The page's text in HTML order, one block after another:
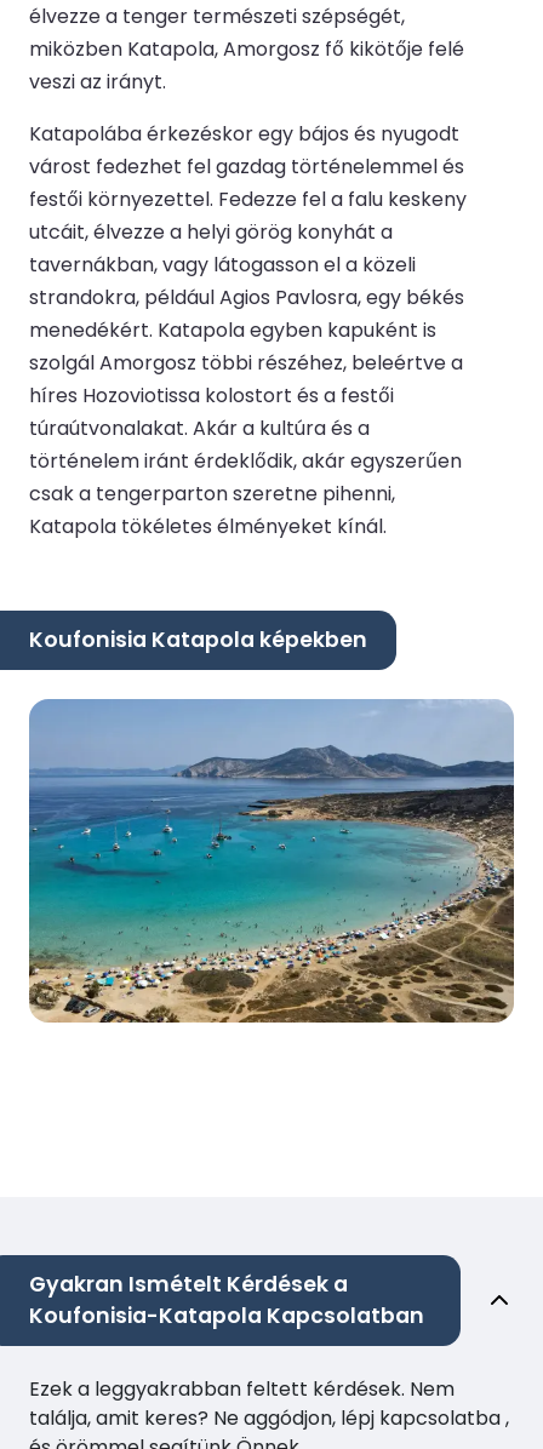
élvezze a tenger természeti szépségét,
miközben Katapola, Amorgosz fő kikötője felé
veszi az irányt.
Katapolába érkezéskor egy bájos és nyugodt
várost fedezhet fel gazdag történelemmel és
festői környezettel. Fedezze fel a falu keskeny
utcáit, élvezze a helyi görög konyhát a
tavernákban, vagy látogasson el a közeli
strandokra, például Agios Pavlosra, egy békés
menedékért. Katapola egyben kapuként is
szolgál Amorgosz többi részéhez, beleértve a
híres Hozoviotissa kolostort és a festői
túraútvonalakat. Akár a kultúra és a
történelem iránt érdeklődik, akár egyszerűen
csak a tengerparton szeretne pihenni,
Katapola tökéletes élményeket kínál.
Koufonisia Katapola képekben
Gyakran Ismételt Kérdések a
Koufonisia-Katapola Kapcsolatban
Ezek a leggyakrabban feltett kérdések. Nem
találja, amit keres? Ne aggódjon, lépj kapcsolatba ,